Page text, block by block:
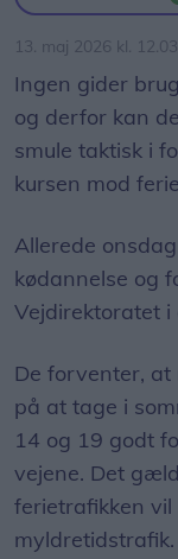
13. maj 2026 kl. 12.03
Ingen gider
og derfor kan
smule taktisk i
kursen mod
Allerede
kødannelse og
Vejdirektoratet i
De forventer,
på at tage i
14 og 19 godt
vejene. Det
ferietrafikken
myldretidstrafik.